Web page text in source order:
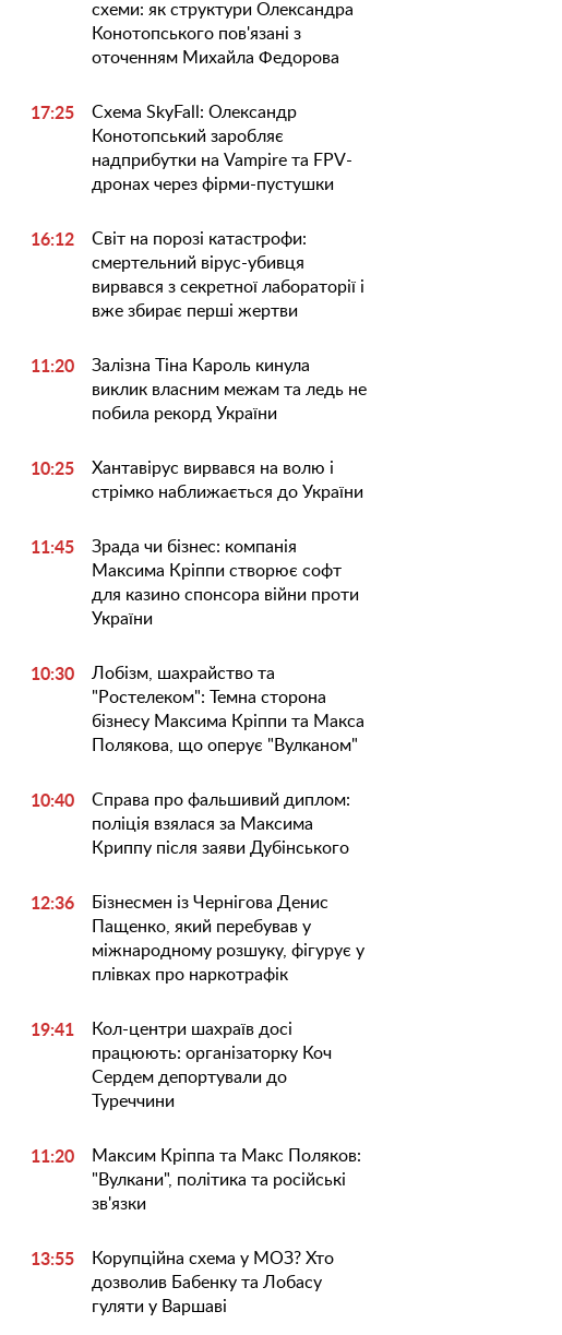
схеми: як структури Олександра
Конотопського пов'язані з
оточенням Михайла Федорова
17:25
Схема SkyFall: Олександр
Конотопський заробляє
надприбутки на Vampire та FPV-
дронах через фірми-пустушки
16:12
Світ на порозі катастрофи:
смертельний вірус-убивця
вирвався з секретної лабораторії і
вже збирає перші жертви
11:20
Залізна Тіна Кароль кинула
виклик власним межам та ледь не
побила рекорд України
10:25
Хантавірус вирвався на волю і
стрімко наближається до України
11:45
Зрада чи бізнес: компанія
Максима Кріппи створює софт
для казино спонсора війни проти
України
10:30
Лобізм, шахрайство та
"Ростелеком": Темна сторона
бізнесу Максима Кріппи та Макса
Полякова, що оперує "Вулканом"
10:40
Справа про фальшивий диплом:
поліція взялася за Максима
Криппу після заяви Дубінського
12:36
Бізнесмен із Чернігова Денис
Пащенко, який перебував у
міжнародному розшуку, фігурує у
плівках про наркотрафік
19:41
Кол-центри шахраїв досі
працюють: організаторку Коч
Сердем депортували до
Туреччини
11:20
Максим Кріппа та Макс Поляков:
"Вулкани", політика та російські
зв'язки
13:55
Корупційна схема у МОЗ? Хто
дозволив Бабенку та Лобасу
гуляти у Варшаві